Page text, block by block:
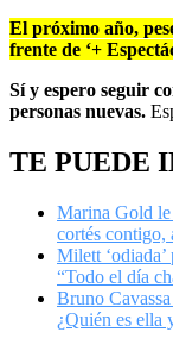
El próximo año,
frente de ‘+
Sí y espero seguir
personas nuevas.
TE PUEDE
Marina Gold le
cortés contigo,
Milett
“Todo el día
Bruno
¿Quién es ella